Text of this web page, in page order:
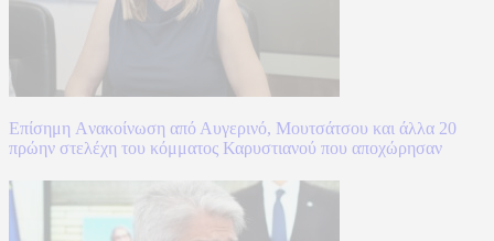
Επίσημη Aνακοίνωση από Αυγερινό, Μουτσάτσου και άλλα 20
πρώην στελέχη του κόμματος Καρυστιανού που αποχώρησαν